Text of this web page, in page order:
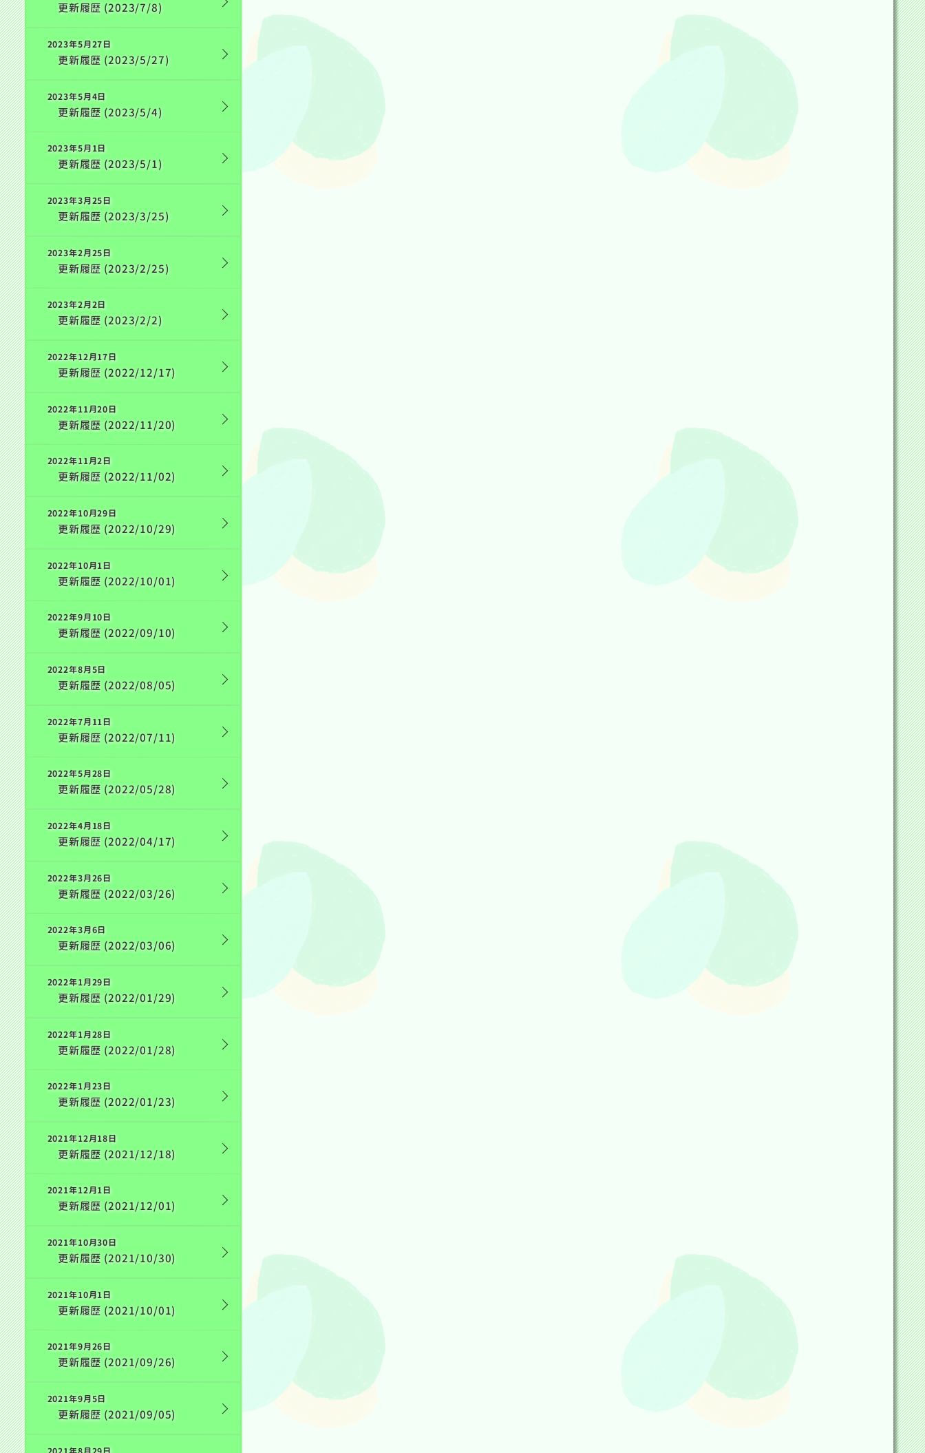
更新履歴 (2023/7/8)
2023年5月27日
更新履歴 (2023/5/27)
2023年5月4日
更新履歴 (2023/5/4)
2023年5月1日
更新履歴 (2023/5/1)
2023年3月25日
更新履歴 (2023/3/25)
2023年2月25日
更新履歴 (2023/2/25)
2023年2月2日
更新履歴 (2023/2/2)
2022年12月17日
更新履歴 (2022/12/17)
2022年11月20日
更新履歴 (2022/11/20)
2022年11月2日
更新履歴 (2022/11/02)
2022年10月29日
更新履歴 (2022/10/29)
2022年10月1日
更新履歴 (2022/10/01)
2022年9月10日
更新履歴 (2022/09/10)
2022年8月5日
更新履歴 (2022/08/05)
2022年7月11日
更新履歴 (2022/07/11)
2022年5月28日
更新履歴 (2022/05/28)
2022年4月18日
更新履歴 (2022/04/17)
2022年3月26日
更新履歴 (2022/03/26)
2022年3月6日
更新履歴 (2022/03/06)
2022年1月29日
更新履歴 (2022/01/29)
2022年1月28日
更新履歴 (2022/01/28)
2022年1月23日
更新履歴 (2022/01/23)
2021年12月18日
更新履歴 (2021/12/18)
2021年12月1日
更新履歴 (2021/12/01)
2021年10月30日
更新履歴 (2021/10/30)
2021年10月1日
更新履歴 (2021/10/01)
2021年9月26日
更新履歴 (2021/09/26)
2021年9月5日
更新履歴 (2021/09/05)